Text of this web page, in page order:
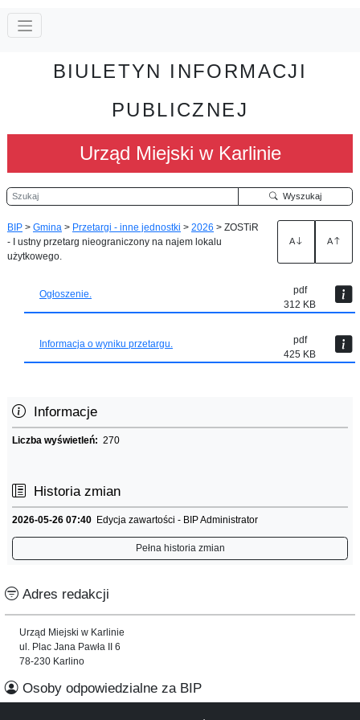
BIULETYN INFORMACJI
PUBLICZNEJ
Urząd Miejski w Karlinie
Szukaj Wyszukaj
BIP > Gmina > Przetargi - inne jednostki > 2026 > ZOSTiR
- I ustny przetarg nieograniczony na najem lokalu
użytkowego.
A A
Ogłoszenie.
pdf
312 KB
Informacja o wyniku przetargu.
pdf
425 KB
Informacje
Liczba wyświetleń: 270
Historia zmian
2026-05-26 07:40 Edycja zawartości - BIP Administrator
Pełna historia zmian
Adres redakcji
Urząd Miejski w Karlinie
ul. Plac Jana Pawła II 6
78-230 Karlino
Osoby odpowiedzialne za BIP